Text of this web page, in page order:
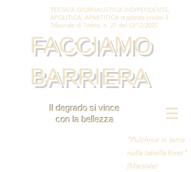
TESTATA GIORNALISTICA INDIPENDENTE,
APOLITICA, APARTITICA registrata presso il
Tribunale di Torino, n. 27 del 12/12/2025
FACCIAMO
BARRIERA
Il degrado si vince
con la bellezza
"Pulchrior in terris
nulla tabella foret"
(Marziale)